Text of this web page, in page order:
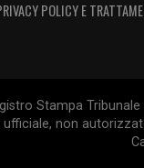
POLICY E
Stampa
non